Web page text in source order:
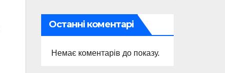
Останні коментарі
Немає коментарів до показу.